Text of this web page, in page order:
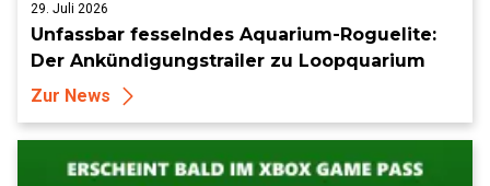
29. Juli 2026
Unfassbar fesselndes Aquarium-Roguelite:
Der Ankündigungstrailer zu Loopquarium
Zur News